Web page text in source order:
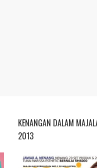
KENANGAN DALAM
2013